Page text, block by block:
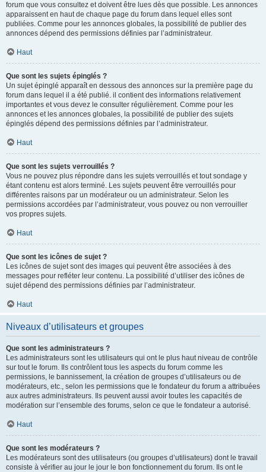
forum que vous consultez et doivent être lues dès que possible. Les annonces
apparaissent en haut de chaque page du forum dans lequel elles sont
publiées. Comme pour les annonces globales, la possibilité de publier des
annonces dépend des permissions définies par l’administrateur.
Haut
Que sont les sujets épinglés ?
Un sujet épinglé apparaît en dessous des annonces sur la première page du
forum dans lequel il a été publié. il contient des informations relativement
importantes et vous devez le consulter régulièrement. Comme pour les
annonces et les annonces globales, la possibilité de publier des sujets
épinglés dépend des permissions définies par l’administrateur.
Haut
Que sont les sujets verrouillés ?
Vous ne pouvez plus répondre dans les sujets verrouillés et tout sondage y
étant contenu est alors terminé. Les sujets peuvent être verrouillés pour
différentes raisons par un modérateur ou un administrateur. Selon les
permissions accordées par l’administrateur, vous pouvez ou non verrouiller
vos propres sujets.
Haut
Que sont les icônes de sujet ?
Les icônes de sujet sont des images qui peuvent être associées à des
messages pour refléter leur contenu. La possibilité d’utiliser des icônes de
sujet dépend des permissions définies par l’administrateur.
Haut
Niveaux d’utilisateurs et groupes
Que sont les administrateurs ?
Les administrateurs sont les utilisateurs qui ont le plus haut niveau de contrôle
sur tout le forum. Ils contrôlent tous les aspects du forum comme les
permissions, le bannissement, la création de groupes d’utilisateurs ou de
modérateurs, etc., selon les permissions que le fondateur du forum a attribuées
aux autres administrateurs. Ils peuvent aussi avoir toutes les capacités de
modération sur l’ensemble des forums, selon ce que le fondateur a autorisé.
Haut
Que sont les modérateurs ?
Les modérateurs sont des utilisateurs (ou groupes d’utilisateurs) dont le travail
consiste à vérifier au jour le jour le bon fonctionnement du forum. Ils ont le